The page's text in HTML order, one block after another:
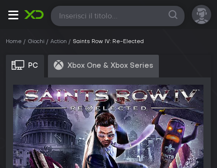
Tutte
Home Giochi Action Saints Row IV: Re-Elected
PC Xbox One & Xbox Series